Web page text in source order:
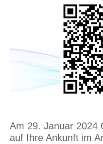
Am 29. Januar 2024
auf Ihre Ankunft im